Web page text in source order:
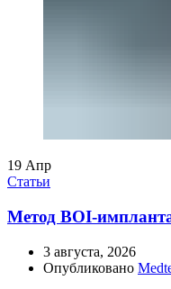
19 Апр
Статьи
Метод BOI-
3 августа, 2026
Опубликовано